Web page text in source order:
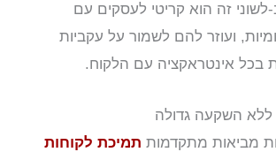
לשוני זה הוא קריטי לעסקים עם
ועוזר להם לשמור על עקביות
בכל אינטראקציה עם הלקוח.
ללא השקעה גדולה
מביאות מתקדמות תמיכת לקוחות